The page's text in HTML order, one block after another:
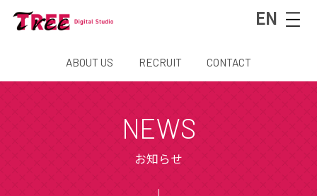
EN
ABOUT US RECRUIT CONTACT
NEWS
お知らせ